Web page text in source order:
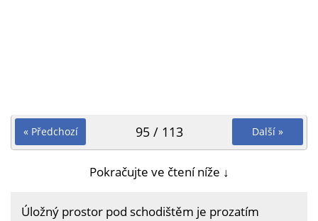
« Předchozí Další »
95 / 113
Pokračujte ve čtení níže ↓
Úložný prostor pod schodištěm je prozatím